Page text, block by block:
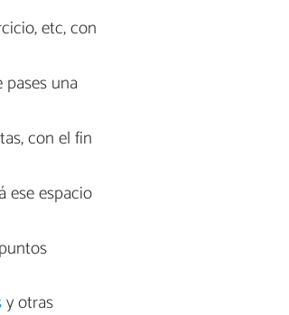
etc, con
una
con el fin
ese espacio
y otras